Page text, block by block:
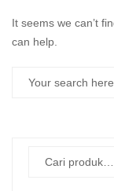
It seems we can’t
can help.